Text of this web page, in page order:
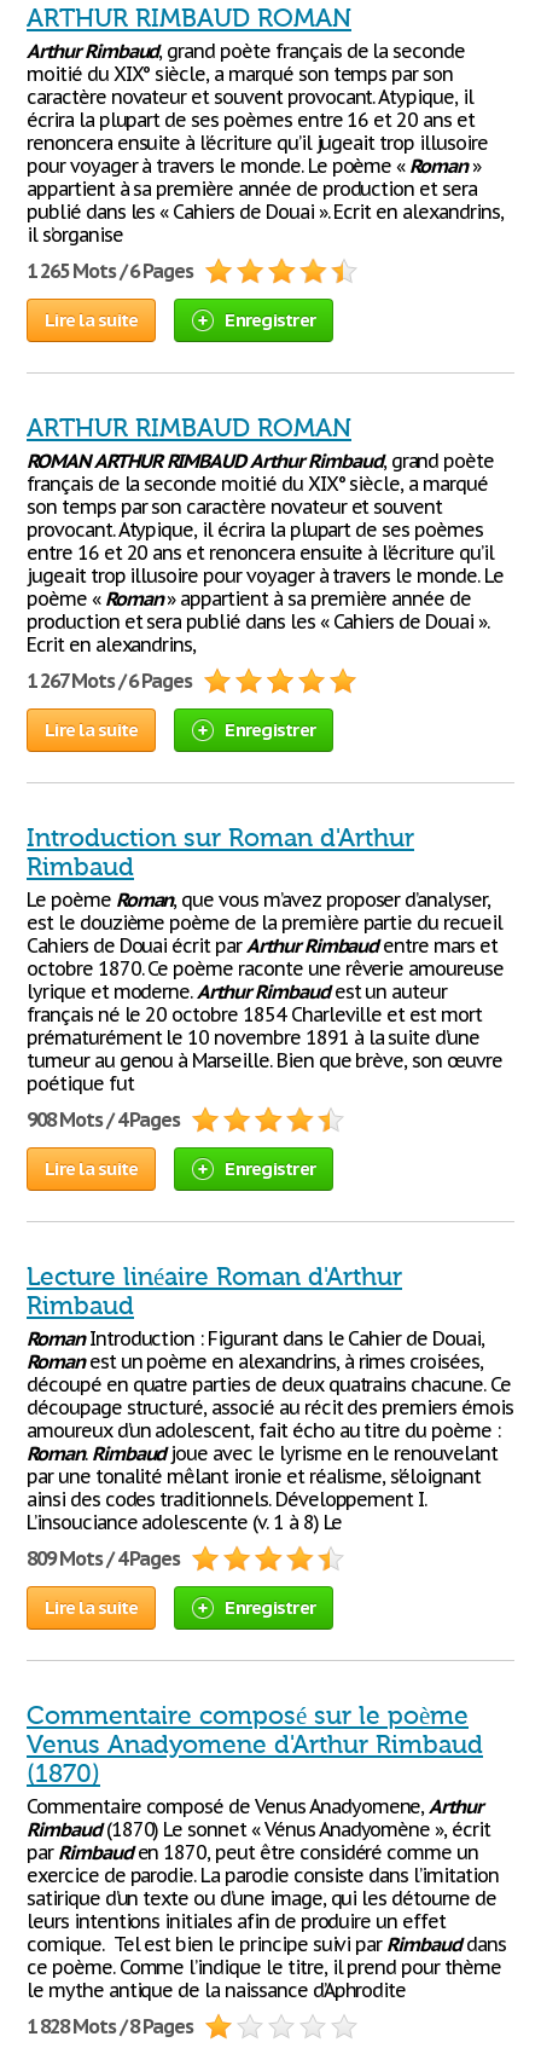
ARTHUR RIMBAUD ROMAN
ArthurRimbaud, grand poète français de la seconde
moitié du XIX° siècle, a marqué son temps par son
caractère novateur et souvent provocant. Atypique, il
écrira la plupart de ses poèmes entre 16 et 20 ans et
renoncera ensuite à l’écriture qu’il jugeait trop illusoire
pour voyager à travers le monde. Le poème « Roman»
appartient à sa première année de production et sera
publié dans les « Cahiers de Douai ». Ecrit en alexandrins,
il s’organise
1 265 Mots / 6 Pages
Lire la suite Enregistrer
ARTHUR RIMBAUD ROMAN
ROMAN ARTHUR RIMBAUDArthurRimbaud, grand poète
français de la seconde moitié du XIX° siècle, a marqué
son temps par son caractère novateur et souvent
provocant. Atypique, il écrira la plupart de ses poèmes
entre 16 et 20 ans et renoncera ensuite à l’écriture qu’il
jugeait trop illusoire pour voyager à travers le monde. Le
poème « Roman» appartient à sa première année de
production et sera publié dans les « Cahiers de Douai ».
Ecrit en alexandrins,
1 267 Mots / 6 Pages
Lire la suite Enregistrer
Introduction sur Roman d'Arthur
Rimbaud
Le poème Roman, que vous m’avez proposer d’analyser,
est le douzième poème de la première partie du recueil
Cahiers de Douai écrit parArthurRimbaudentre mars et
octobre 1870. Ce poème raconte une rêverie amoureuse
lyrique et moderne.ArthurRimbaudest un auteur
français né le 20 octobre 1854 Charleville et est mort
prématurément le 10 novembre 1891 à la suite d’une
tumeur au genou à Marseille. Bien que brève, son œuvre
poétique fut
908 Mots / 4 Pages
Lire la suite Enregistrer
Lecture linéaire Roman d'Arthur
Rimbaud
RomanIntroduction : Figurant dans le Cahier de Douai,
Romanest un poème en alexandrins, à rimes croisées,
découpé en quatre parties de deux quatrains chacune. Ce
découpage structuré, associé au récit des premiers émois
amoureux d’un adolescent, fait écho au titre du poème :
Roman. Rimbaudjoue avec le lyrisme en le renouvelant
par une tonalité mêlant ironie et réalisme, s’éloignant
ainsi des codes traditionnels. Développement I.
L’insouciance adolescente (v. 1 à 8) Le
809 Mots / 4 Pages
Lire la suite Enregistrer
Commentaire composé sur le poème
Venus Anadyomene d'Arthur Rimbaud
(1870)
Commentaire composé de Venus Anadyomene,Arthur
Rimbaud(1870) Le sonnet « Vénus Anadyomène », écrit
par Rimbauden 1870, peut être considéré comme un
exercice de parodie. La parodie consiste dans l’imitation
satirique d’un texte ou d’une image, qui les détourne de
leurs intentions initiales afin de produire un effet
comique. Tel est bien le principe suivi par Rimbauddans
ce poème. Comme l’indique le titre, il prend pour thème
le mythe antique de la naissance d’Aphrodite
1 828 Mots / 8 Pages